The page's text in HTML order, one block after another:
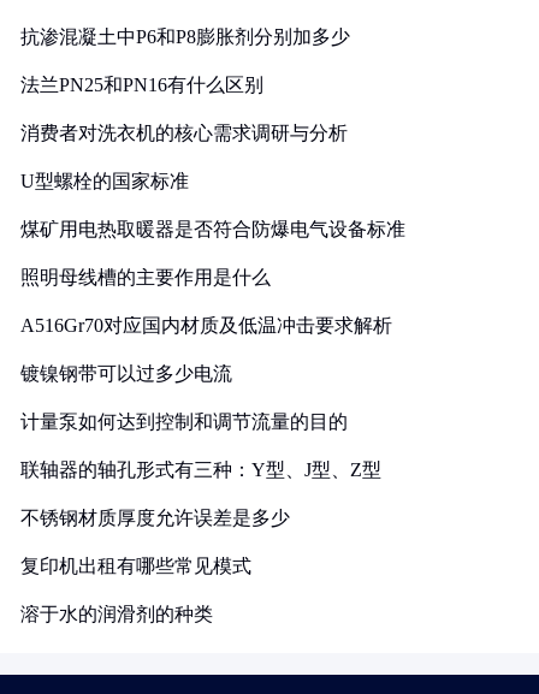
抗渗混凝土中P6和P8膨胀剂分别加多少
法兰PN25和PN16有什么区别
消费者对洗衣机的核心需求调研与分析
U型螺栓的国家标准
煤矿用电热取暖器是否符合防爆电气设备标准
照明母线槽的主要作用是什么
A516Gr70对应国内材质及低温冲击要求解析
镀镍钢带可以过多少电流
计量泵如何达到控制和调节流量的目的
联轴器的轴孔形式有三种：Y型、J型、Z型
不锈钢材质厚度允许误差是多少
复印机出租有哪些常见模式
溶于水的润滑剂的种类